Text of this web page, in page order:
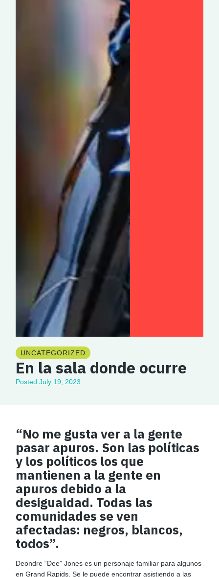
UNCATEGORIZED
En la sala donde ocurre
PostedJuly 19, 2023
“No me gusta ver a la gente
pasar apuros. Son las políticas
y los políticos los que
mantienen a la gente en
apuros debido a la
desigualdad. Todas las
comunidades se ven
afectadas: negros, blancos,
todos”.
Deondre “Dee” Jones es un personaje familiar para algunos
en Grand Rapids. Se le puede encontrar asistiendo a las